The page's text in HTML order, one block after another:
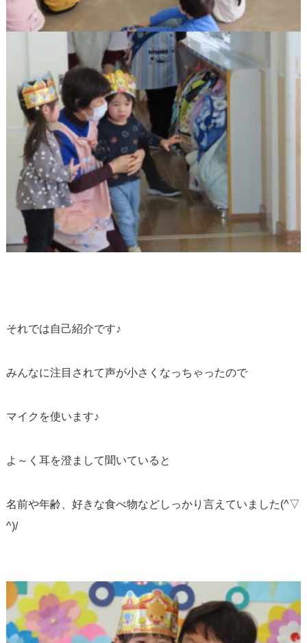
それでは自己紹介です♪
みんなに注目されて声が小さくなっちゃったので
マイクを使います♪
よ～く耳を澄まして聞いていると
名前や年齢、好きな食べ物などしっかり言えていました(^▽
^)/